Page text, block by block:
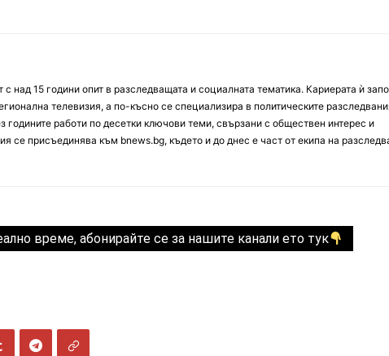
над 15 години опит в разследващата и социалната тематика. Кариерата ѝ
телевизия, а по-късно се специализира в политическите
годините работи по десетки ключови теми, свързани с обществен интерес и
се присъединява към bnews.bg, където и до днес е част от екипа на
време, абонирайте се за нашите канали ето тук